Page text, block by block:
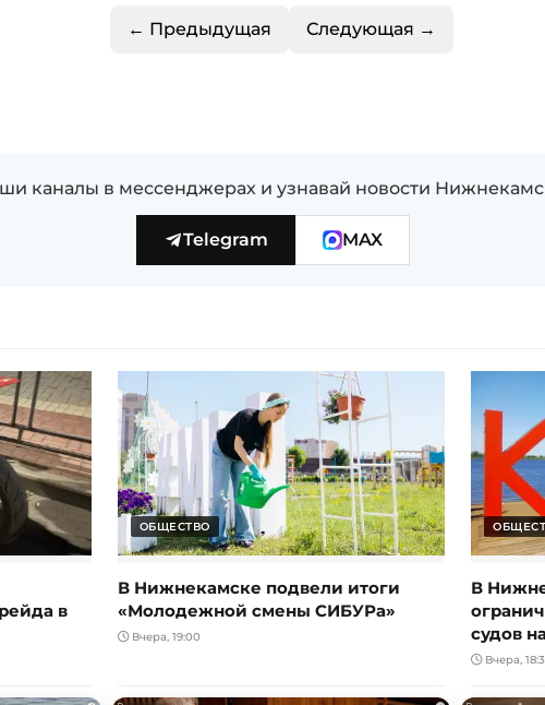
← Предыдущая Следующая →
каналы в мессенджерах и узнавай новости
Telegram MAX
в
ОБЩЕСТВО
В Нижнекамске подвели итоги
«Молодежной смены СИБУРа»
Вчера, 19:00
В
судов
Вчера,